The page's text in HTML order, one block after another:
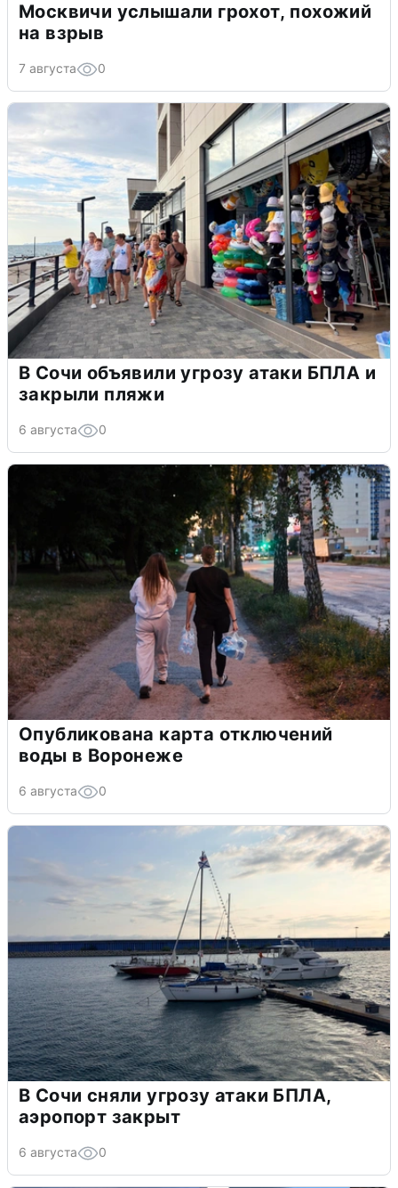
Москвичи услышали грохот, похожий
на взрыв
7 августа 0
В Сочи объявили угрозу атаки БПЛА и
закрыли пляжи
6 августа 0
Опубликована карта отключений
воды в Воронеже
6 августа 0
В Сочи сняли угрозу атаки БПЛА,
аэропорт закрыт
6 августа 0